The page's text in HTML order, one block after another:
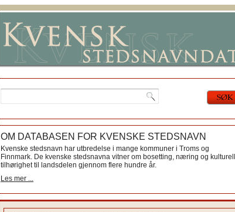
OM DATABASEN FOR KVENSKE STEDSNAVN
Kvenske stedsnavn har utbredelse i mange kommuner i Troms og
Finnmark. De kvenske stedsnavna vitner om bosetting, næring og kulturell
tilhørighet til landsdelen gjennom flere hundre år.
Les mer ...